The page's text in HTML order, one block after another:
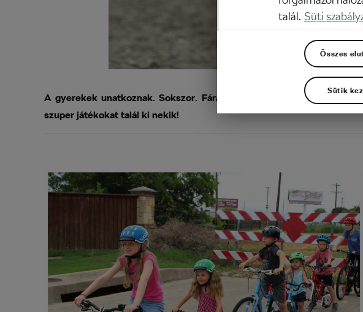
A gyerekek unatkoznak. Sokszor. Fárasztó folyton lekötni őket a
szuper játékokat talál ki nekik!
talál. Süti
Összes
Sütik